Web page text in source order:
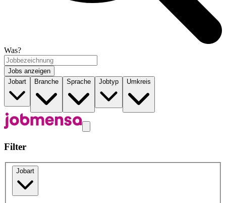
Was?
Jobs anzeigen
Jobart
Branche Sprache Jobtyp Umkreis
Filter
Jobart